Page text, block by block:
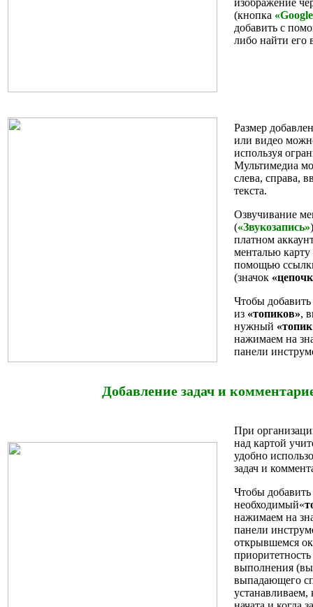
(кнопка
добавить с
либо найти его
Размер
или видео
используя
Мультимедиа
слева, справа,
текста.
Озвучивание
(«Звукозапись»
платном
менталью
помощью
(значок
Чтобы
из «топиков»,
нужный
нажимаем на
панели
Добавление задач и
При
над картой
удобно
задач и
Чтобы добавить
необходимый«
нажимаем на
панели
открывшемся
приоритетность
выполнения
выпадающего
устанавливаем,